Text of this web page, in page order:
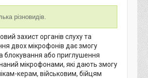
різновидів.
захист органів слуху та
двох мікрофонів дає змогу
блокування або приглушення
мікрофонами, які дають змогу
керам, військовим, бійцям